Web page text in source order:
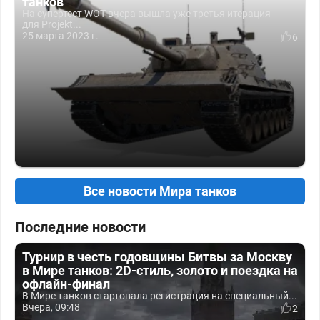
На супертест WOT вчера вышла уже третья итерация
для Projekt...
25 марта 2023 г.
6
Все новости Мира танков
Последние новости
Турнир в честь годовщины Битвы за Москву
в Мире танков: 2D-стиль, золото и поездка на
офлайн-финал
В Мире танков стартовала регистрация на специальный...
Вчера, 09:48
2